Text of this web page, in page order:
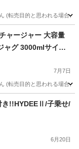
(転売目的と思われる場合
ャージャー 大容量
ャグ 3000mlサイズ
人 子供 キッズ ス
7月7日
(転売目的と思われる場合
!!HYDEEⅡ/子乗せ/
6月20日